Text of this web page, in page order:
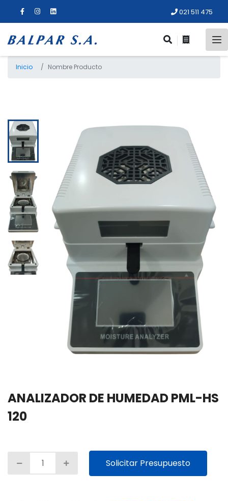
021 511 475
Inicio Nombre Producto
ANALIZADOR DE HUMEDAD PML-HS
120
Solicitar Presupuesto